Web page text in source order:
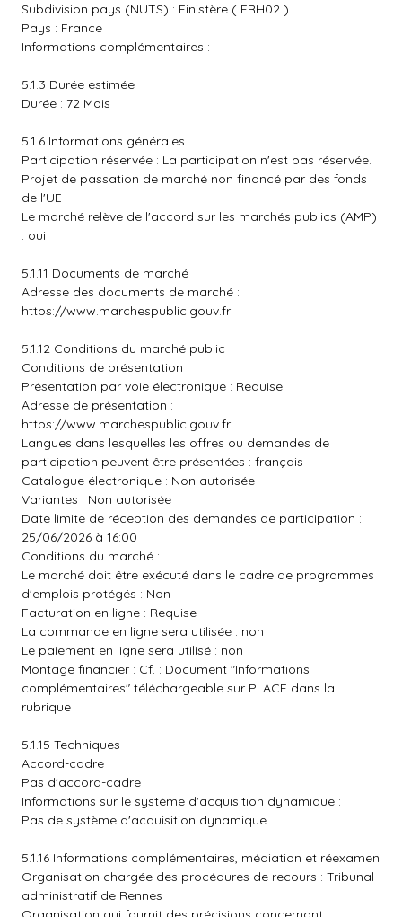
Subdivision pays (NUTS) : Finistère ( FRH02 )
Pays : France
Informations complémentaires :
5.1.3 Durée estimée
Durée : 72 Mois
5.1.6 Informations générales
Participation réservée : La participation n'est pas réservée.
Projet de passation de marché non financé par des fonds
de l'UE
Le marché relève de l'accord sur les marchés publics (AMP)
: oui
5.1.11 Documents de marché
Adresse des documents de marché :
https://www.marchespublic.gouv.fr
5.1.12 Conditions du marché public
Conditions de présentation :
Présentation par voie électronique : Requise
Adresse de présentation :
https://www.marchespublic.gouv.fr
Langues dans lesquelles les offres ou demandes de
participation peuvent être présentées : français
Catalogue électronique : Non autorisée
Variantes : Non autorisée
Date limite de réception des demandes de participation :
25/06/2026 à 16:00
Conditions du marché :
Le marché doit être exécuté dans le cadre de programmes
d'emplois protégés : Non
Facturation en ligne : Requise
La commande en ligne sera utilisée : non
Le paiement en ligne sera utilisé : non
Montage financier : Cf. : Document "Informations
complémentaires" téléchargeable sur PLACE dans la
rubrique
5.1.15 Techniques
Accord-cadre :
Pas d'accord-cadre
Informations sur le système d'acquisition dynamique :
Pas de système d'acquisition dynamique
5.1.16 Informations complémentaires, médiation et réexamen
Organisation chargée des procédures de recours : Tribunal
administratif de Rennes